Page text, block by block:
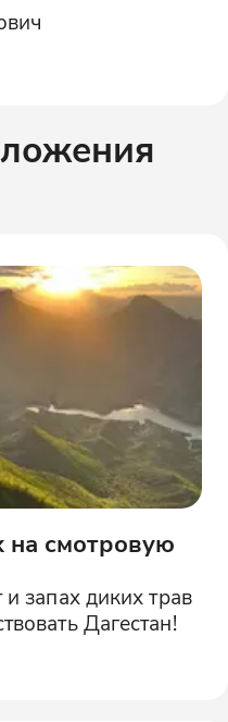
смотровую
запах диких трав
Дагестан!